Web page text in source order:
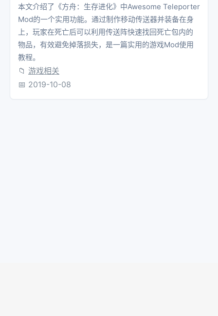
本文介绍了《方舟：生存进化》中Awesome Teleporter
Mod的一个实用功能。通过制作移动传送器并装备在身
上，玩家在死亡后可以利用传送阵快速找回死亡包内的
物品，有效避免掉落损失，是一篇实用的游戏Mod使用
教程。
📁 游戏相关
📅 2019-10-08